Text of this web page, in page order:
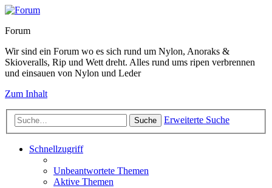
Forum
Wir sind ein Forum wo es sich rund um Nylon, Anoraks &
Skioveralls, Rip und Wett dreht. Alles rund ums ripen verbrennen
und einsauen von Nylon und Leder
Zum Inhalt
Suche Erweiterte Suche
Schnellzugriff
Unbeantwortete Themen
Aktive Themen